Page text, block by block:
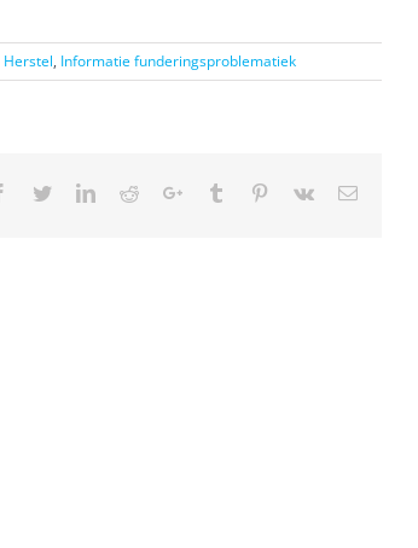
Herstel, Informatie funderingsproblematiek
Facebook
TwitterLinkedIn
RedditGoogle+Tumblr Pinterest
Vk Email